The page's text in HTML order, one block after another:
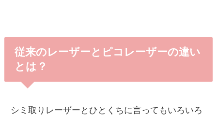
従来のレーザーとピコレーザーの違い
とは？
シミ取りレーザーとひとくちに言ってもいろいろ